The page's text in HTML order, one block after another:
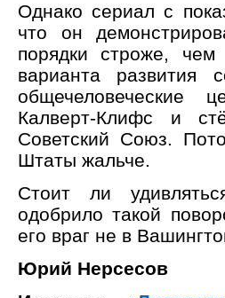
Однако сериал с
что он
порядки строже,
варианта развития
общечеловеческие
Калверт-Клифс и
Советский Союз.
Штаты жальче.
Стоит ли
одобрило такой
его враг не в
Юрий Нерсесов